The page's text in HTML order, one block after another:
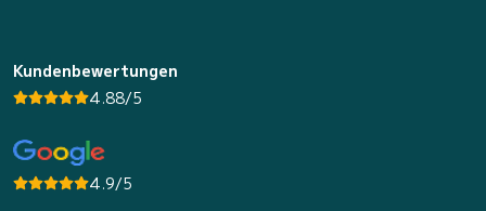
Kundenbewertungen
4.88/5
4.9/5